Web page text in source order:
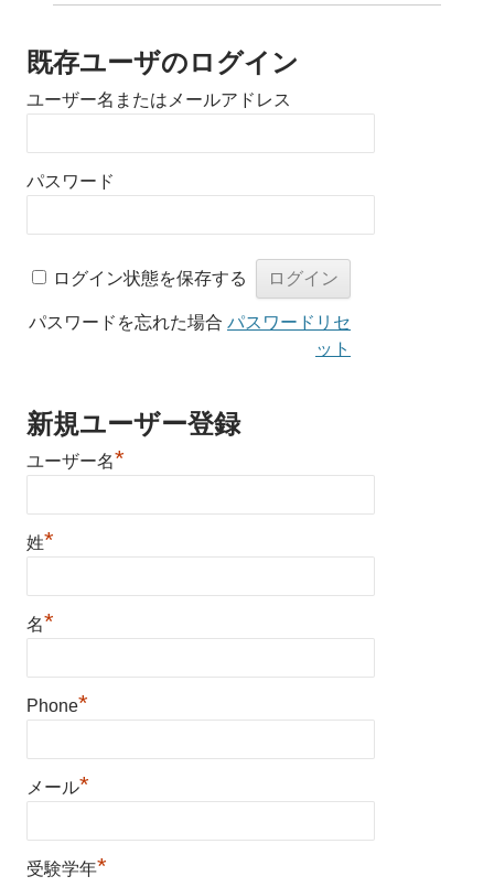
既存ユーザのログイン
ユーザー名またはメールアドレス
パスワード
ログイン状態を保存する
パスワードを忘れた場合 パスワードリセ
ット
新規ユーザー登録
ユーザー名*
姓*
名*
Phone*
メール*
受験学年*